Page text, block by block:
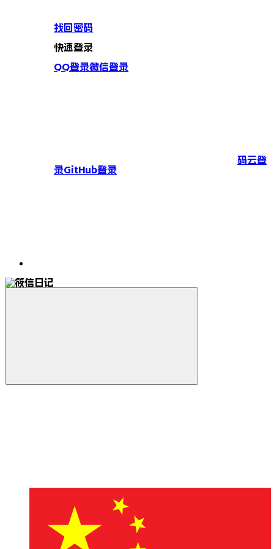
找回密码
快速登录
QQ登录微信登录
码云登
录GitHub登录